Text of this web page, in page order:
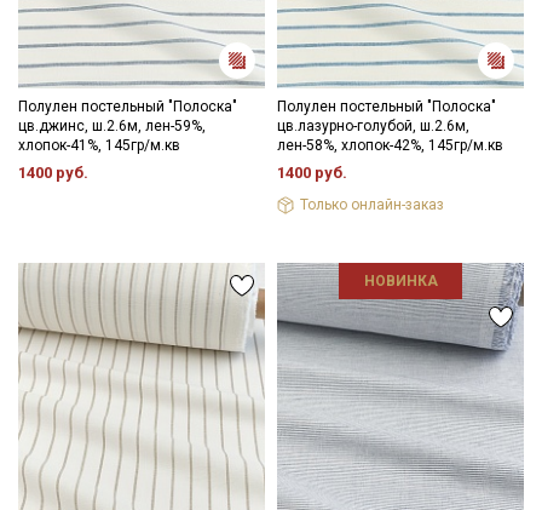
Полулен постельный "Полоска"
цв.джинс, ш.2.6м, лен-59%,
хлопок-41%, 145гр/м.кв
1400 руб.
Полулен постельный "Полоска"
цв.лазурно-голубой, ш.2.6м,
лен-58%, хлопок-42%, 145гр/м.кв
1400 руб.
Только онлайн-заказ
НОВИНКА
Секретная рассылка от Купава
Мы публикуем здесь дополнительные
промокоды и скидки до 30% на узкие
категории тканей
Подписаться
Ознакомлен(а) с
Политикой обработки персональных
данныхи даю Согласие на обработку персональных
данных
Даю
Согласие на получение рекламных и
информационных рассылок